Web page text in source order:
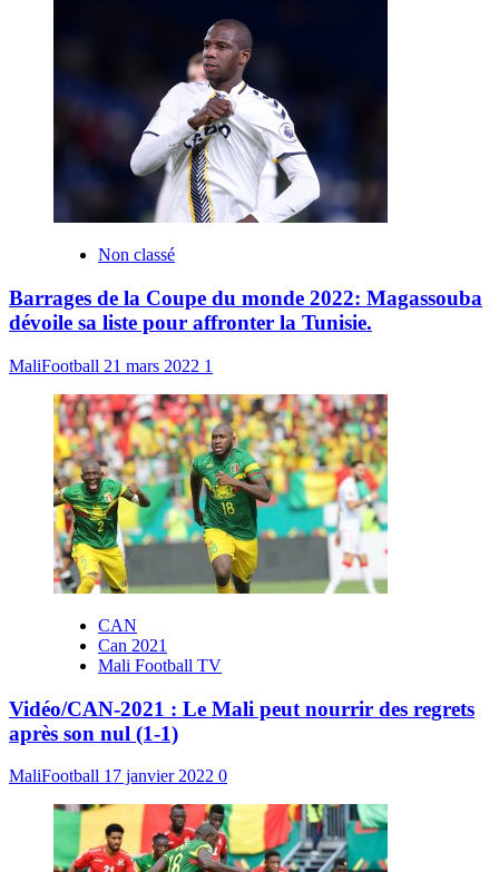
Non classé
Barrages de la Coupe du monde 2022: Magassouba
dévoile sa liste pour affronter la Tunisie.
MaliFootball 21 mars 2022 1
CAN
Can 2021
Mali Football TV
Vidéo/CAN-2021 : Le Mali peut nourrir des regrets
après son nul (1-1)
MaliFootball 17 janvier 2022 0